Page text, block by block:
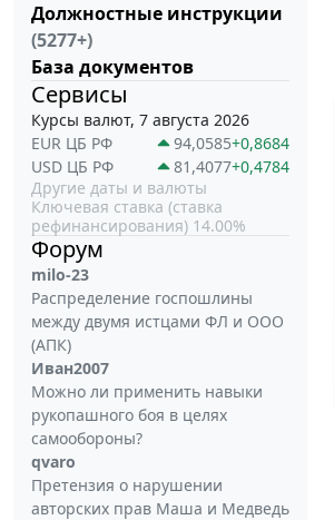
Должностные инструкции
(5277+)
База документов
Сервисы
Курсы валют, 7 августа 2026
EUR ЦБ РФ
94,0585+0,8684
USD ЦБ РФ
81,4077+0,4784
Другие даты и валюты
Ключевая ставка (ставка
рефинансирования) 14.00%
Форум
milo-23
Распределение госпошлины
между двумя истцами ФЛ и ООО
(АПК)
Иван2007
Можно ли применить навыки
рукопашного боя в целях
самообороны?
qvaro
Претензия о нарушении
авторских прав Маша и Медведь